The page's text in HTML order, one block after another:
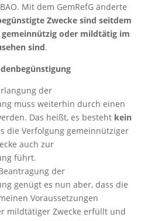
Mit dem GemRefG änderte
Zwecke sind seitdem
gemeinnützig oder mildtätig im
sind.
der
muss weiterhin durch einen
Das heißt, es besteht kein
die Verfolgung gemeinnütziger
auch zur
führt.
der
genügt es nun aber, dass die
Voraussetzungen
mildtätiger Zwecke erfüllt und